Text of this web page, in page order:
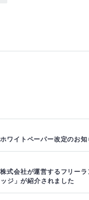
ワイトペーパー改定のお知
式会社が運営するフリー
ジ」が紹介されました